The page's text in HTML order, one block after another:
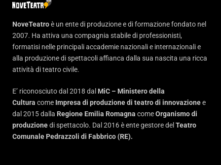
NoveTeatroè un ente di produzione e di formazione fondato nel
2007. Ha attiva una compagnia stabile di professionisti,
formatisi nelle principali accademie nazionali e internazionali e
alla produzione di spettacoli affianca dalla sua nascita una ricca
attività di teatro civile.
E’ riconosciuto dal 2018 dal MiC – Ministero della
Cultura come Impresa di produzione di teatro di innovazionee
dal 2015 dalla Regione Emilia Romagna comeOrganismo di
produzionedi spettacolo. Dal 2016 è ente gestore del Teatro
Comunale Pedrazzoli di Fabbrico (RE).